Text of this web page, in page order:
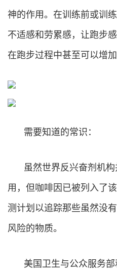
神的作用。在训练前或训
不适感和劳累感，让跑步
在跑步过程中甚至可以增
需要知道的常识：
虽然世界反兴奋剂机
用，但咖啡因已被列入了
测计划以追踪那些虽然没
风险的物质。
美国卫生与公众服务